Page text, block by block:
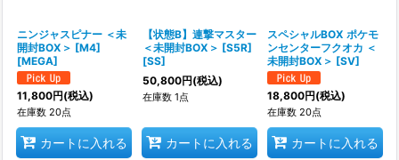
ニンジャスピナー ＜未
開封BOX＞ [M4]
[MEGA]
11,800円(税込)
在庫数 20点
カートに入れる
【状態B】連撃マスター
＜未開封BOX＞ [S5R]
[SS]
50,800円(税込)
在庫数 1点
カートに入れる
スペシャルBOX ポケモ
ンセンターフクオカ ＜
未開封BOX＞ [SV]
18,800円(税込)
在庫数 20点
カートに入れる